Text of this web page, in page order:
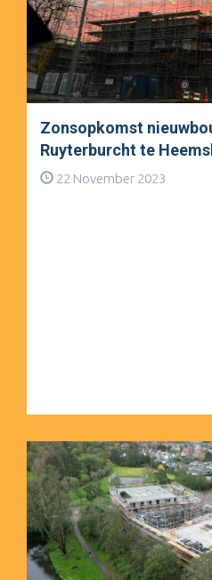
Zonsopkomst
Ruyterburcht te
22 November 2023